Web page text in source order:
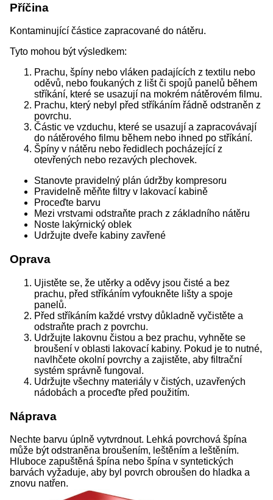
Příčina
Kontaminující částice zapracované do nátěru.
Tyto mohou být výsledkem:
Prachu, špíny nebo vláken padajících z textilu nebo
oděvů, nebo foukaných z lišt či spojů panelů během
stříkání, které se usazují na mokrém nátěrovém filmu.
Prachu, který nebyl před stříkáním řádně odstraněn z
povrchu.
Částic ve vzduchu, které se usazují a zapracovávají
do nátěrového filmu během nebo ihned po stříkání.
Špíny v nátěru nebo ředidlech pocházející z
otevřených nebo rezavých plechovek.
Stanovte pravidelný plán údržby kompresoru
Pravidelně měňte filtry v lakovací kabině
Proceďte barvu
Mezi vrstvami odstraňte prach z základního nátěru
Noste lakýrnický oblek
Udržujte dveře kabiny zavřené
Oprava
Ujistěte se, že utěrky a oděvy jsou čisté a bez
prachu, před stříkáním vyfoukněte lišty a spoje
panelů.
Před stříkáním každé vrstvy důkladně vyčistěte a
odstraňte prach z povrchu.
Udržujte lakovnu čistou a bez prachu, vyhněte se
broušení v oblasti lakovací kabiny. Pokud je to nutné,
navlhčete okolní povrchy a zajistěte, aby filtrační
systém správně fungoval.
Udržujte všechny materiály v čistých, uzavřených
nádobách a proceďte před použitím.
Náprava
Nechte barvu úplně vytvrdnout. Lehká povrchová špína
může být odstraněna broušením, leštěním a leštěním.
Hluboce zapuštěná špína nebo špína v syntetických
barvách vyžaduje, aby byl povrch obroušen do hladka a
znovu natřen.